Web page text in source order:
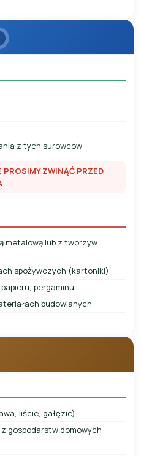
z tych surowców
ZWINĄĆ PRZED
metalową lub z tworzyw
spożywczych (kartoniki)
pergaminu
budowlanych
liście, gałęzie)
gospodarstw domowych